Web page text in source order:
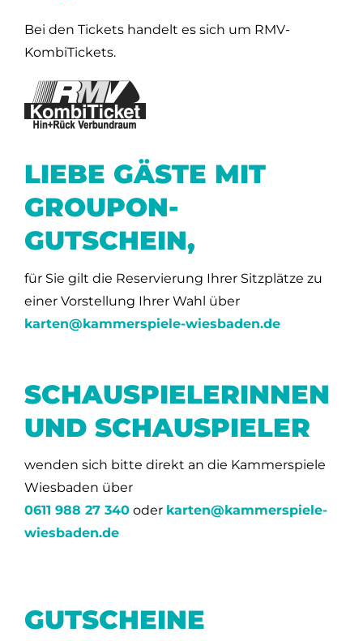
Bei den Tickets handelt es sich um RMV-
KombiTickets.
LIEBE GÄSTE MIT
GROUPON-
GUTSCHEIN,
für Sie gilt die Reservierung Ihrer Sitzplätze zu
einer Vorstellung Ihrer Wahl über
karten@kammerspiele-wiesbaden.de
SCHAUSPIELERINNEN
UND SCHAUSPIELER
wenden sich bitte direkt an die Kammerspiele
Wiesbaden über
0611 988 27 340oder karten@kammerspiele-
wiesbaden.de
GUTSCHEINE